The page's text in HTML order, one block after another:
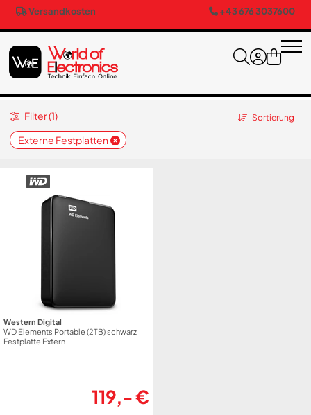
Versandkosten +43 676 3037600
Sortierung
Externe Festplatten
Filter (1)
Western Digital
WD Elements Portable (2TB) schwarz
Festplatte Extern
119,- €